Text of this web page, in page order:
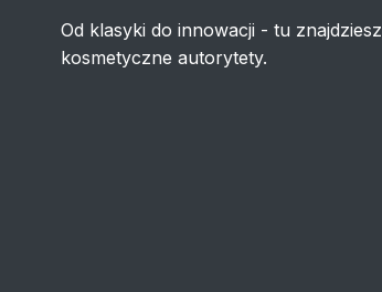
Od klasyki do innowacji - tu znajdziesz
kosmetyczne autorytety.